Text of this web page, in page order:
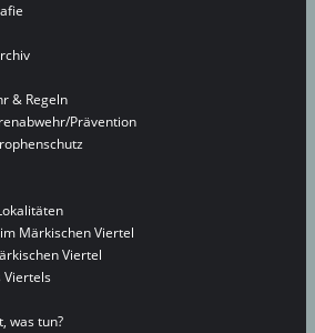
& Regeln
Prävention
Märkischen Viertel
Viertel
Viertels
was tun?